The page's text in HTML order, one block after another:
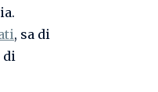
, sa di
di